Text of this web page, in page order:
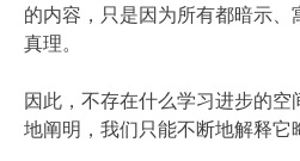
的内容，只是因为所有都暗示
真理。
因此，不存在什么学习进步的
地阐明，我们只能不断地解释它